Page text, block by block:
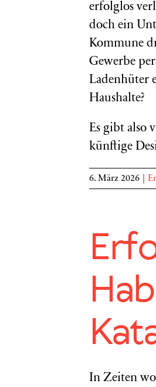
erfolglos
doch ein
Kommune
Gewerbe
Ladenhüter
Haushalte?
Es gibt also
künftige
6. März 2026
In Zeiten